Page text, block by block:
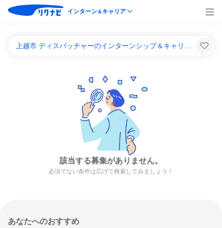
インターン＆キャリア
該当する募集がありません。
必須でない条件は広げて検索してみましょう！
あなたへのおすすめ